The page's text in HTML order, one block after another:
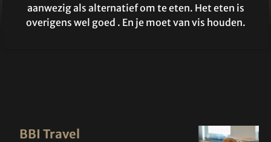
aanwezig als alternatief om te eten. Het eten is
overigens wel goed . En je moet van vis houden.
BBI Travel